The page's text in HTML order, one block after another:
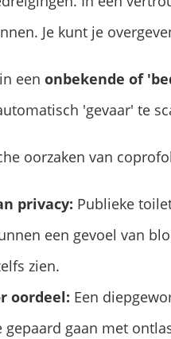
Je kunt je
een onbekende of
'gevaar' te
oorzaken van
privacy: Publieke
een gevoel van
zien.
oordeel: Een
gepaard gaan met